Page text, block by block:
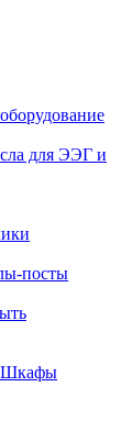
для ЭЭГ и
посты
Шкафы